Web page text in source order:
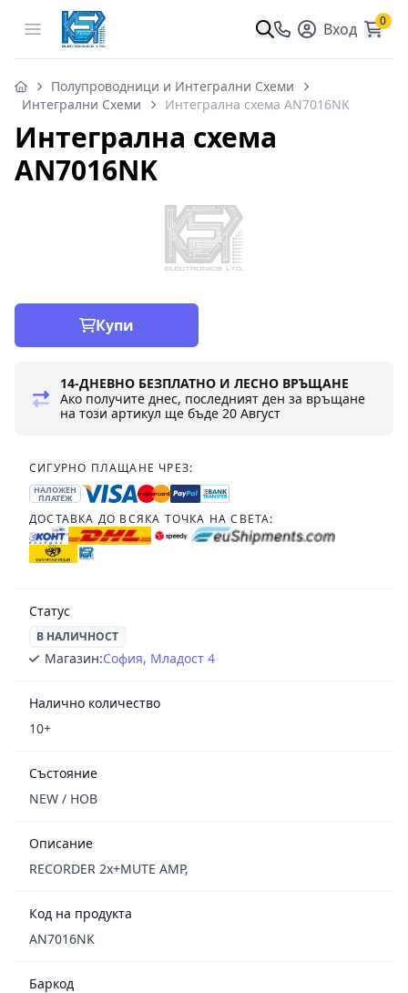
Open menu Вход 0
Полупроводници и Интегрални Схеми
Интегрални Схеми
Интегрална схема AN7016NK
Интегрална схема
AN7016NK
Купи
14-ДНЕВНО БЕЗПЛАТНО И ЛЕСНО ВРЪЩАНЕ
Ако получите днес, последният ден за връщане
на този артикул ще бъде20 Август
СИГУРНО ПЛАЩАНЕ ЧРЕЗ:
НАЛОЖЕН
ПЛАТЕЖ
ДОСТАВКА ДО ВСЯКА ТОЧКА НА СВЕТА:
Статус
В НАЛИЧНОСТ
Магазин:София, Младост 4
Налично количество
10+
Състояние
NEW / НОВ
Описание
RECORDER 2x+MUTE AMP,
Код на продукта
AN7016NK
Баркод